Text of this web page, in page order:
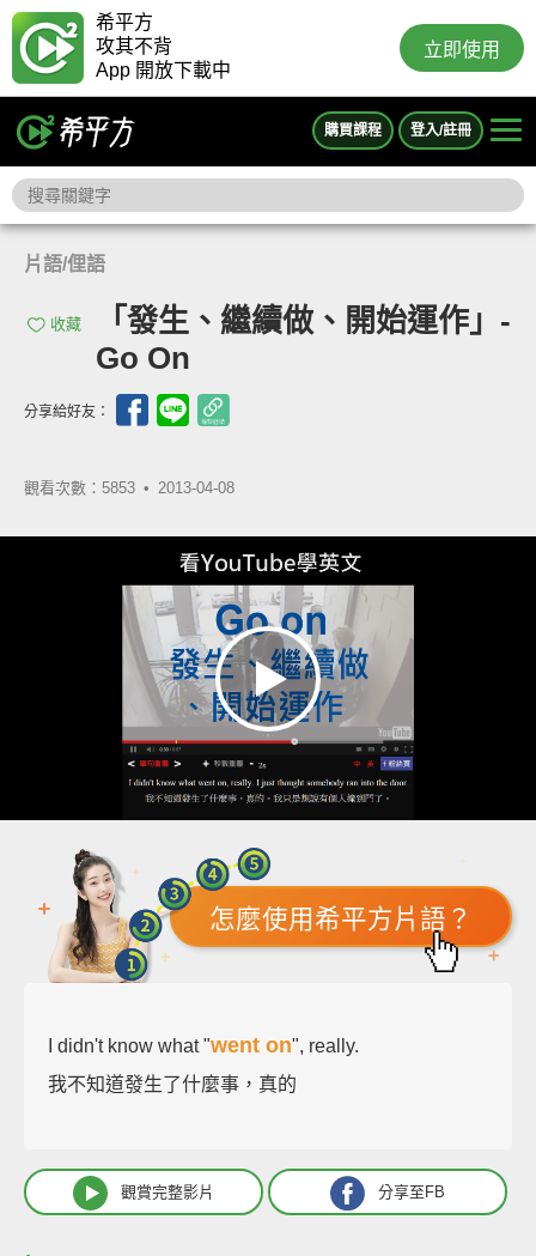
希平方
攻其不背
App 開放下載中
立即使用
購買課程 登入/註冊
片語/俚語
收藏
「發生、繼續做、開始運作」-
Go On
分享給好友：
觀看次數：5853 • 2013-04-08
怎麼使用希平方片語？
I didn't know what "went on", really.
我不知道發生了什麼事，真的
觀賞完整影片 分享至FB